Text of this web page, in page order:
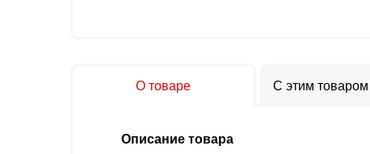
О товаре С этим
Описание товара